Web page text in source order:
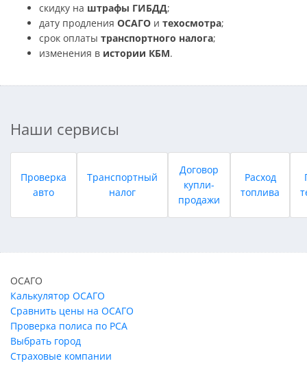
скидку на штрафы ГИБДД;
дату продления ОСАГО и техосмотра;
срок оплаты транспортного налога;
изменения в истории КБМ.
Наши сервисы
Проверка
авто
Транспортный
налог
Договор
купли-
продажи
Расход
топлива
ОСАГО
Калькулятор ОСАГО
Сравнить цены на ОСАГО
Проверка полиса по РСА
Выбрать город
Страховые компании